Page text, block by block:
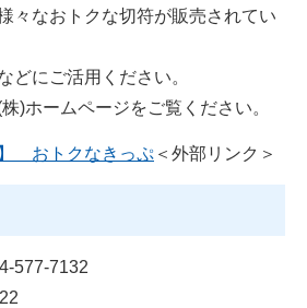
々なおトクな切符が販売されてい
どにご活用ください。
)ホームページをご覧ください。
】 おトクなきっぷ ＜外部リンク＞
577-7132